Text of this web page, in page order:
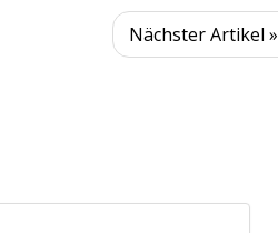
Nächster Artikel »